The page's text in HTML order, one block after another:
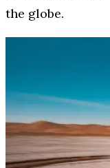
the globe.